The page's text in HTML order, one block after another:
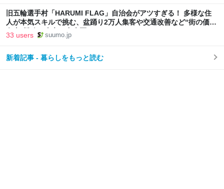
旧五輪選手村「HARUMI FLAG」自治会がアツすぎる！ 多様な住
人が本気スキルで挑む、盆踊り2万人集客や交通改善など“街の価値
向上”戦略 東京・中央区
33 users suumo.jp
新着記事 - 暮らしをもっと読む